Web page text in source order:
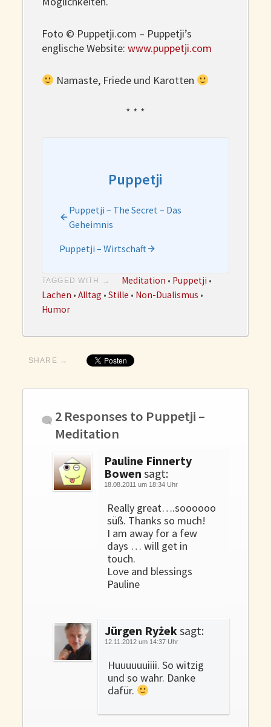
Foto © Puppetji.com – Puppetji’s
englische Website: www.puppetji.com
Namaste, Friede und Karotten
* * *
Puppetji
Puppetji – The Secret – Das
Geheimnis
Puppetji – Wirtschaft
TAGGED WITH → Meditation • Puppetji •
Lachen • Alltag • Stille • Non-Dualismus •
Humor
SHARE →
2 Responses to Puppetji –
Meditation
Pauline Finnerty
Bowen sagt:
18.08.2011 um 18:34 Uhr
Really great….soooooo
süß. Thanks so much!
I am away for a few
days … will get in
touch.
Love and blessings
Pauline
Jürgen Ryżeksagt:
12.11.2012 um 14:37 Uhr
Huuuuuuiiii. So witzig
und so wahr. Danke
dafür.